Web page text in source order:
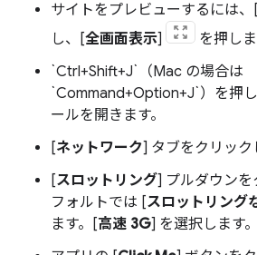
サイトをプレビューするには、[
し、[全画面表示]
を押しま
`Ctrl+Shift+J`（Mac の場合は
`Command+Option+J`）を押
ールを開きます。
[ネットワーク] タブをクリック
[スロットリング] プルダウン
フォルトでは [スロットリング
ます。[高速 3G] を選択します。